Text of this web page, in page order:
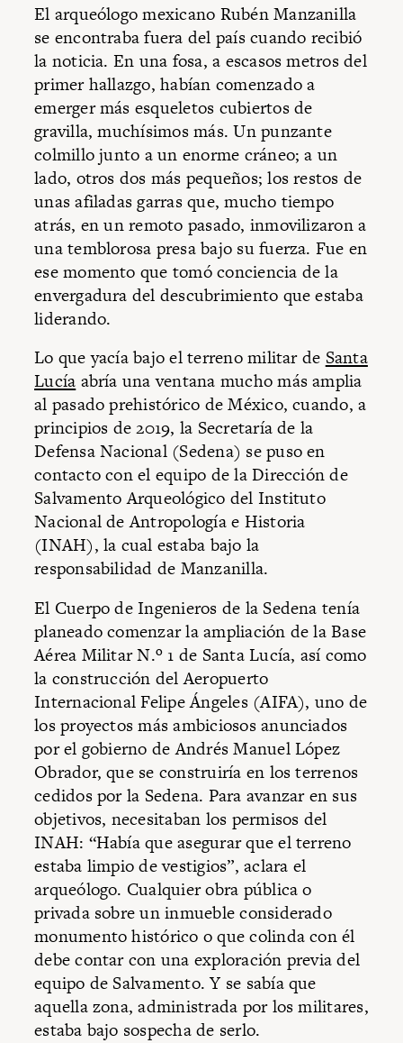
El arqueólogo mexicano Rubén Manzanilla
se encontraba fuera del país cuando recibió
la noticia. En una fosa, a escasos metros del
primer hallazgo, habían comenzado a
emerger más esqueletos cubiertos de
gravilla, muchísimos más. Un punzante
colmillo junto a un enorme cráneo; a un
lado, otros dos más pequeños; los restos de
unas afiladas garras que, mucho tiempo
atrás, en un remoto pasado, inmovilizaron a
una temblorosa presa bajo su fuerza. Fue en
ese momento que tomó conciencia de la
envergadura del descubrimiento que estaba
liderando.
Lo que yacía bajo el terreno militar de Santa
Lucía abría una ventana mucho más amplia
al pasado prehistórico de México, cuando, a
principios de 2019, la Secretaría de la
Defensa Nacional (Sedena) se puso en
contacto con el equipo de la Dirección de
Salvamento Arqueológico del Instituto
Nacional de Antropología e Historia
(INAH), la cual estaba bajo la
responsabilidad de Manzanilla.
El Cuerpo de Ingenieros de la Sedena tenía
planeado comenzar la ampliación de la Base
Aérea Militar N.º 1 de Santa Lucía, así como
la construcción del Aeropuerto
Internacional Felipe Ángeles (AIFA), uno de
los proyectos más ambiciosos anunciados
por el gobierno de Andrés Manuel López
Obrador, que se construiría en los terrenos
cedidos por la Sedena. Para avanzar en sus
objetivos, necesitaban los permisos del
INAH: “Había que asegurar que el terreno
estaba limpio de vestigios”, aclara el
arqueólogo. Cualquier obra pública o
privada sobre un inmueble considerado
monumento histórico o que colinda con él
debe contar con una exploración previa del
equipo de Salvamento. Y se sabía que
aquella zona, administrada por los militares,
estaba bajo sospecha de serlo.